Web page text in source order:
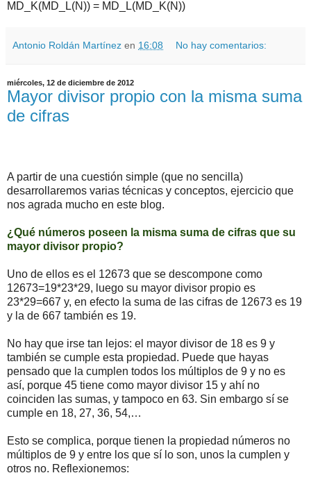
MD_K(MD_L(N)) = MD_L(MD_K(N))
Antonio Roldán Martínez en 16:08 No hay comentarios:
miércoles, 12 de diciembre de 2012
Mayor divisor propio con la misma suma
de cifras
A partir de una cuestión simple (que no sencilla)
desarrollaremos varias técnicas y conceptos, ejercicio que
nos agrada mucho en este blog.
¿Qué números poseen la misma suma de cifras que su
mayor divisor propio?
Uno de ellos es el 12673 que se descompone como
12673=19*23*29, luego su mayor divisor propio es
23*29=667 y, en efecto la suma de las cifras de 12673 es 19
y la de 667 también es 19.
No hay que irse tan lejos: el mayor divisor de 18 es 9 y
también se cumple esta propiedad. Puede que hayas
pensado que la cumplen todos los múltiplos de 9 y no es
así, porque 45 tiene como mayor divisor 15 y ahí no
coinciden las sumas, y tampoco en 63. Sin embargo sí se
cumple en 18, 27, 36, 54,…
Esto se complica, porque tienen la propiedad números no
múltiplos de 9 y entre los que sí lo son, unos la cumplen y
otros no. Reflexionemos: